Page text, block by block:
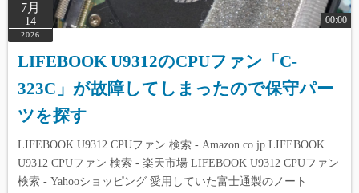
7月
14
2026
00:00
LIFEBOOK U9312のCPUファン「C-
323C」が故障してしまったので保守パー
ツを探す
LIFEBOOK U9312 CPUファン 検索 - Amazon.co.jp LIFEBOOK
U9312 CPUファン 検索 - 楽天市場 LIFEBOOK U9312 CPUファン
検索 - Yahooショッピング 愛用していた富士通製のノート